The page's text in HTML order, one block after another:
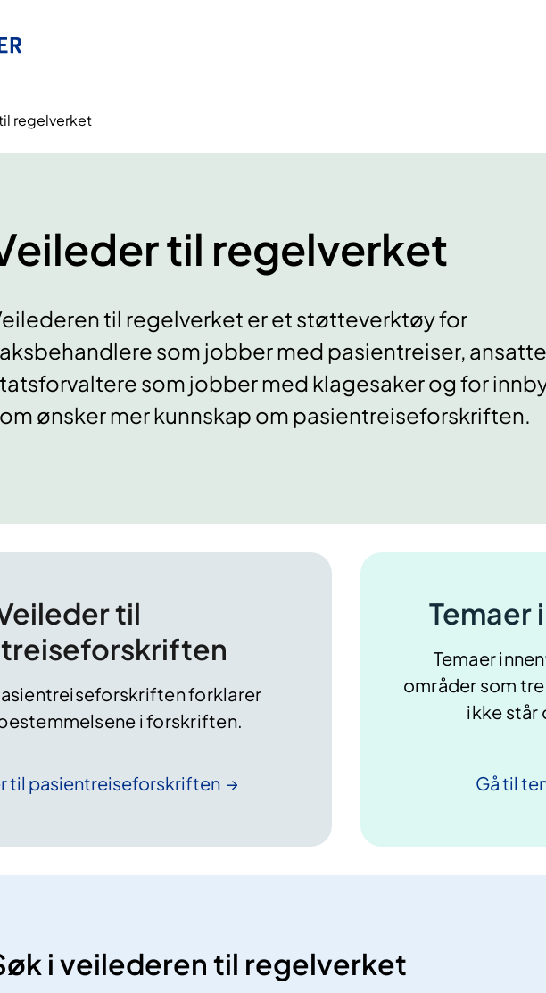
regelverket
til regelverket
til regelverket er et støtteverktøy for
som jobber med pasientreiser,
som jobber med klagesaker og for
ønsker mer kunnskap om pasientreiseforskriften.
til
forklarer
i forskriften.
til pasientreiseforskriften
Temaer
Temaer
områder som
ikke står
Gå til
i veilederen til regelverket